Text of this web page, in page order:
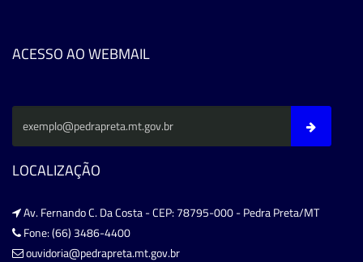
ACESSO AO WEBMAIL
LOCALIZAÇÃO
Av. Fernando C. Da Costa - CEP: 78795-000 - Pedra Preta/MT
Fone: (66) 3486-4400
ouvidoria@pedrapreta.mt.gov.br